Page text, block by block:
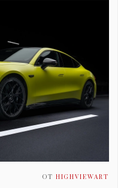
ОТ HIGHVIEWART